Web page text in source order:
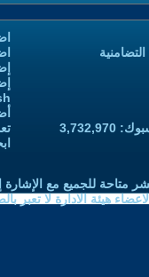
متاحة للجميع مع الإشارة
هيئة الادارة لا تعبر